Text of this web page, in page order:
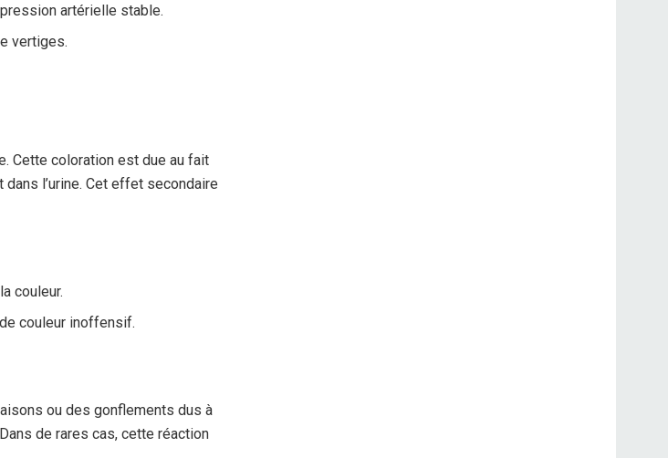
artérielle stable.
vertiges.
Cette coloration est due au fait
l’urine. Cet effet secondaire
couleur.
couleur inoffensif.
ou des gonflements dus à
de rares cas, cette réaction